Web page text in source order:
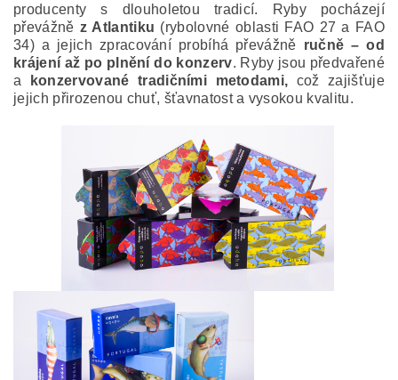
producenty s dlouholetou tradicí. Ryby pocházejí
převážně z Atlantiku (rybolovné oblasti FAO 27 a FAO
34) a jejich zpracování probíhá převážně ručně – od
krájení až po plnění do konzerv. Ryby jsou předvařené
a
konzervované tradičními metodami, což zajišťuje
jejich přirozenou chuť, šťavnatost a vysokou kvalitu.